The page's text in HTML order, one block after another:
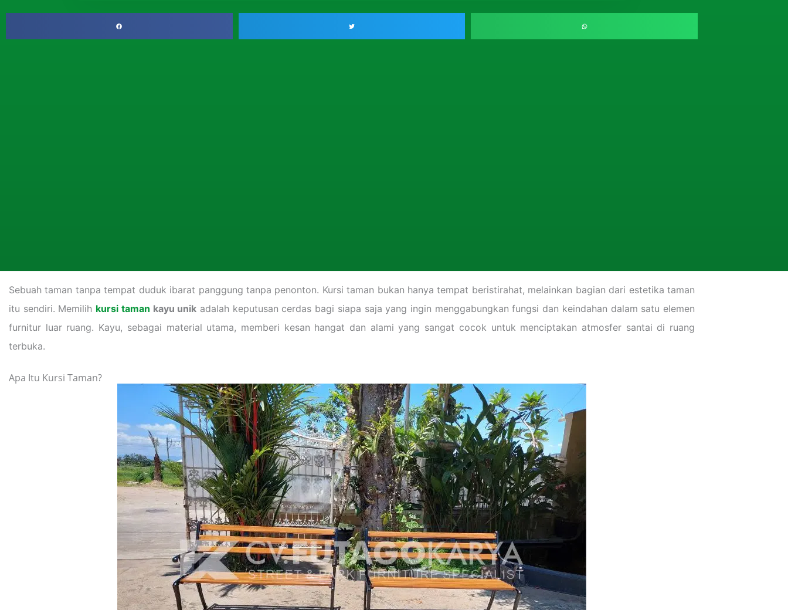
Sebuah taman tanpa tempat duduk ibarat panggung tanpa penonton. Kursi taman bukan hanya tempat beristirahat, melainkan bagian dari estetika taman
itu sendiri. Memilih kursi taman kayu unik adalah keputusan cerdas bagi siapa saja yang ingin menggabungkan fungsi dan keindahan dalam satu elemen
furnitur luar ruang. Kayu, sebagai material utama, memberi kesan hangat dan alami yang sangat cocok untuk menciptakan atmosfer santai di ruang
terbuka.
Apa Itu Kursi Taman?